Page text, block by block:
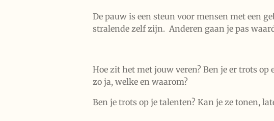
De pauw is een steun voor mensen met een
stralende zelf zijn. Anderen gaan je pas
Hoe zit het met jouw veren? Ben je er trots op
zo ja, welke en waarom?
Ben je trots op je talenten? Kan je ze tonen,